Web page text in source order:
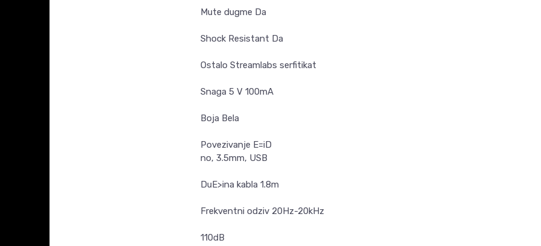
Mute dugme Da
Shock Resistant Da
Ostalo Streamlabs serfitikat
Snaga 5 V 100mA
Boja Bela
Povezivanje E=iD
no, 3.5mm, USB
DuE>ina kabla 1.8m
Frekventni odziv 20Hz-20kHz
110dB